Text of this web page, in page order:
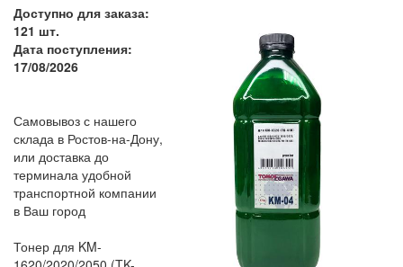
Доступно для заказа:
121 шт.
Дата поступления:
17/08/2026
Самовывоз с нашего
склада в Ростов-на-Дону,
или доставка до
терминала удобной
транспортной компании
в Ваш город
Тонер для KM-